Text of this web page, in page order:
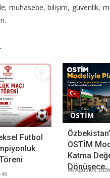
muhasebe, bilişim, güvenlik,
Futbol
OSTİM
OSTİM
Katma
Dönüşece...
06 Ağustos